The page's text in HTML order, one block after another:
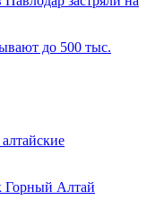
до 500 тыс.
Горный Алтай